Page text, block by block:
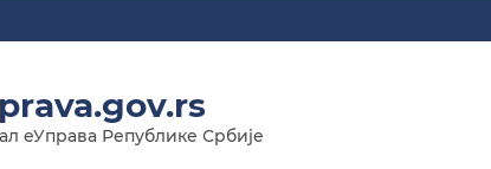
еУправа Републике Србије
Play